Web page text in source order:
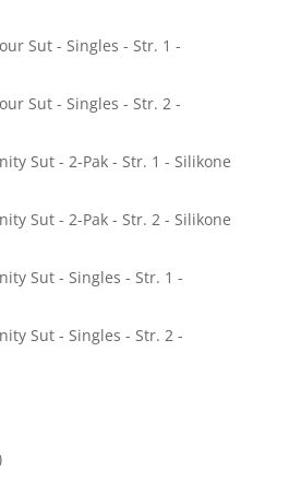
Sut - Singles - Str. 1 -
Sut - Singles - Str. 2 -
Sut - 2-Pak - Str. 1 - Silikone
Sut - 2-Pak - Str. 2 - Silikone
Sut - Singles - Str. 1 -
Sut - Singles - Str. 2 -